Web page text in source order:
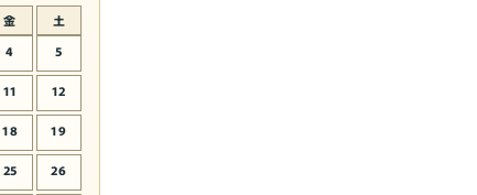
金
土
4 5
11 12
18 19
25 26